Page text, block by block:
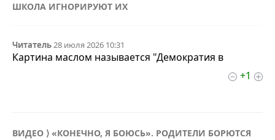
ШКОЛА ИГНОРИРУЮТ ИХ
Читатель28 июля 2026 10:31
Картина маслом называется "Демократия в
+1
ВИДЕО ⟩ «КОНЕЧНО, Я БОЮСЬ». РОДИТЕЛИ БОРЮТСЯ